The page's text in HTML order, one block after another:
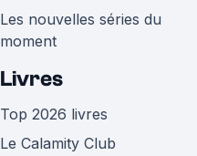
Les nouvelles séries du
moment
Livres
Top 2026 livres
Le Calamity Club